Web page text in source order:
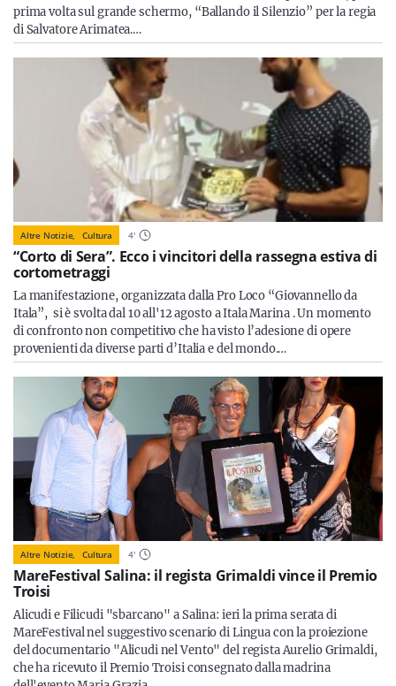
prima volta sul grande schermo, “Ballando il Silenzio” per la regia
di Salvatore Arimatea.…
Altre Notizie, Cultura 4'
“Corto di Sera”. Ecco i vincitori della rassegna estiva di
cortometraggi
La manifestazione, organizzata dalla Pro Loco “Giovannello da
Itala”, si è svolta dal 10 all'12 agosto a Itala Marina . Un momento
di confronto non competitivo che ha visto l’adesione di opere
provenienti da diverse parti d’Italia e del mondo.…
Altre Notizie, Cultura 4'
MareFestival Salina: il regista Grimaldi vince il Premio
Troisi
Alicudi e Filicudi "sbarcano" a Salina: ieri la prima serata di
MareFestival nel suggestivo scenario di Lingua con la proiezione
del documentario "Alicudi nel Vento" del regista Aurelio Grimaldi,
che ha ricevuto il Premio Troisi consegnato dalla madrina